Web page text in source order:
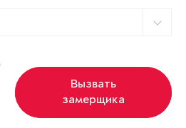
Вызвать
замерщика